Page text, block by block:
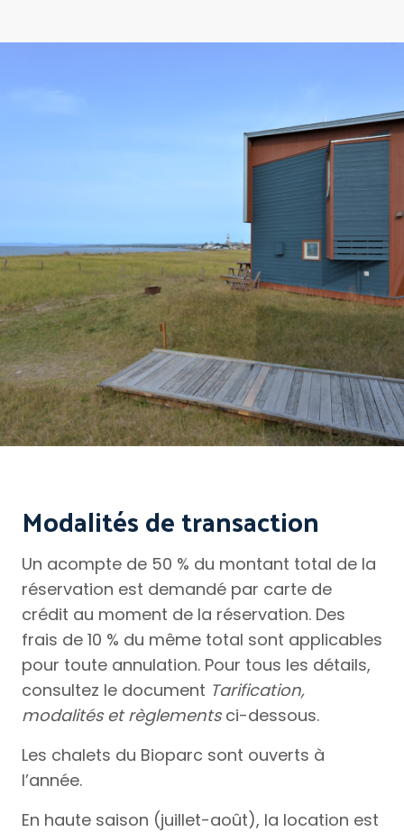
Modalités de transaction
Un acompte de 50 % du montant total de la
réservation est demandé par carte de
crédit au moment de la réservation. Des
frais de 10 % du même total sont applicables
pour toute annulation. Pour tous les détails,
consultez le document Tarification,
modalités et règlementsci-dessous.
Les chalets du Bioparc sont ouverts à
l’année.
En haute saison (juillet-août), la location est